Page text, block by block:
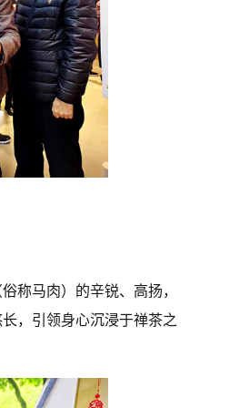
称马肉）的辛锐、高扬，
，引领身心沉浸于禅茶之